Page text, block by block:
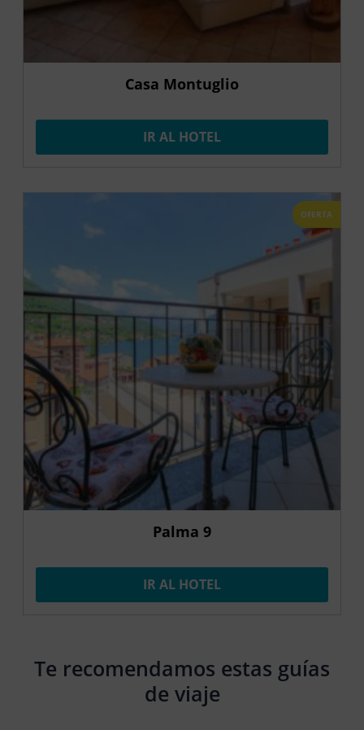
Casa Montuglio
IR AL HOTEL
OFERTA
Palma 9
IR AL HOTEL
Te recomendamos estas guías
de viaje